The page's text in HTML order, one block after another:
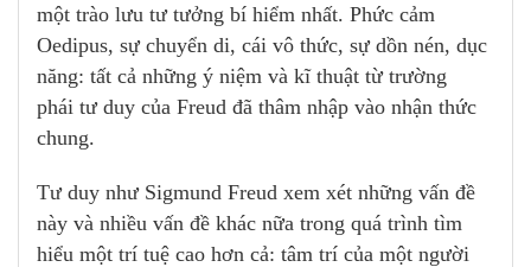
một trào lưu tư tưởng bí hiểm nhất. Phức cảm
Oedipus, sự chuyển di, cái vô thức, sự dồn nén, dục
năng: tất cả những ý niệm và kĩ thuật từ trường
phái tư duy của Freud đã thâm nhập vào nhận thức
chung.
Tư duy như Sigmund Freud xem xét những vấn đề
này và nhiều vấn đề khác nữa trong quá trình tìm
hiểu một trí tuệ cao hơn cả: tâm trí của một người